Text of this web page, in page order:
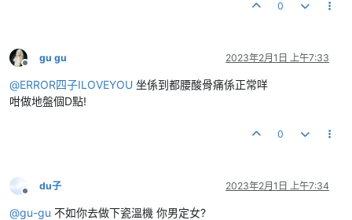
0
離線
gu gu 2023年2月1日 上午7:33
@ERROR四子ILOVEYOU 坐係到都腰酸骨痛係正常咩
咁做地盤個D點!
0
離線
du子 2023年2月1日 上午7:34
@gu-gu 不如你去做下瓷溫機 你男定女?